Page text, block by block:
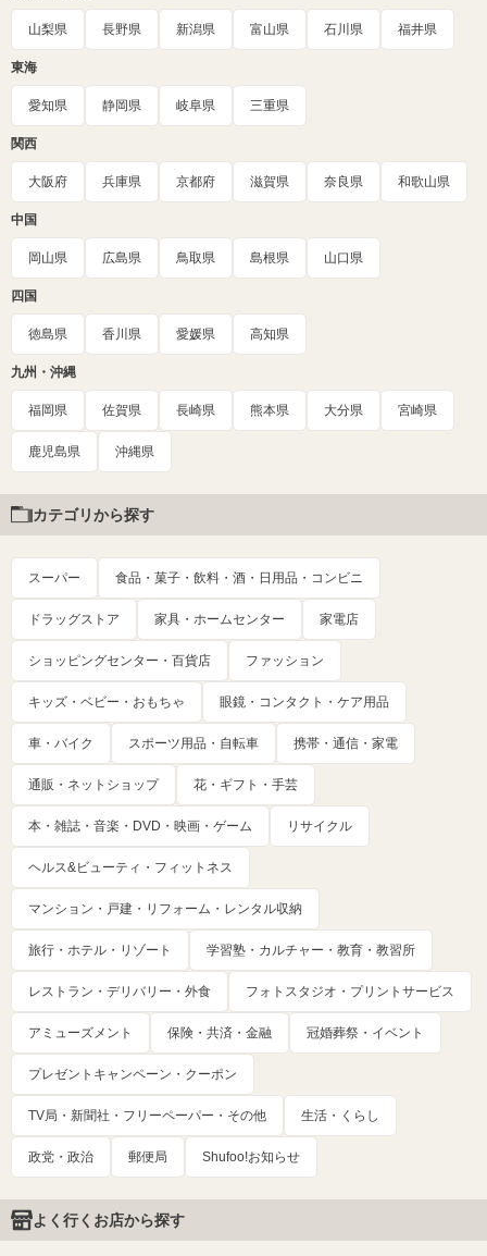
山梨県 長野県 新潟県 富山県 石川県 福井県
東海
愛知県 静岡県 岐阜県 三重県
関西
大阪府 兵庫県 京都府 滋賀県 奈良県 和歌山県
中国
岡山県 広島県 鳥取県 島根県 山口県
四国
徳島県 香川県 愛媛県 高知県
九州・沖縄
福岡県 佐賀県 長崎県 熊本県 大分県 宮崎県
鹿児島県 沖縄県
カテゴリから探す
スーパー 食品・菓子・飲料・酒・日用品・コンビニ
ドラッグストア 家具・ホームセンター 家電店
ショッピングセンター・百貨店 ファッション
キッズ・ベビー・おもちゃ 眼鏡・コンタクト・ケア用品
車・バイク スポーツ用品・自転車 携帯・通信・家電
通販・ネットショップ 花・ギフト・手芸
本・雑誌・音楽・DVD・映画・ゲーム リサイクル
ヘルス&ビューティ・フィットネス
マンション・戸建・リフォーム・レンタル収納
旅行・ホテル・リゾート 学習塾・カルチャー・教育・教習所
レストラン・デリバリー・外食 フォトスタジオ・プリントサービス
アミューズメント 保険・共済・金融 冠婚葬祭・イベント
プレゼントキャンペーン・クーポン
TV局・新聞社・フリーペーパー・その他 生活・くらし
政党・政治 郵便局 Shufoo!お知らせ
よく行くお店から探す